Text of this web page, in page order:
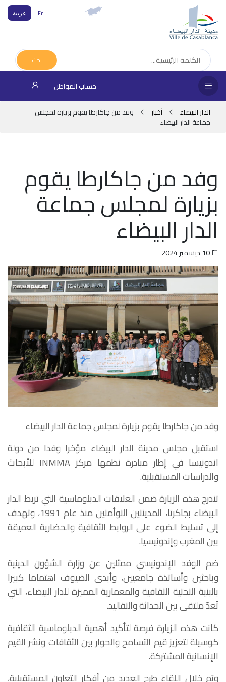
Fr عربية
بحث
حساب المواطن
الدار البيضاء أخبار
وفد من جاكارطا يقوم بزيارة لمجلس
جماعة الدار البيضاء
وفد من جاكارطا يقوم
بزيارة لمجلس جماعة
الدار البيضاء
وفد من جاكارطا يقوم بزيارة لمجلس جماعة الدار البيضاء
استقبل مجلس مدينة الدار البيضاء مؤخرا وفدا من دولة
اندونيسا في إطار مبادرة نظمها مركز INMMA للأبحاث
والدراسات المستقبلية.
تندرج هذه الزيارة ضمن العلاقات الدبلوماسية التي تربط الدار
البيضاء بجاكرتا، المدينتين التوأمتين منذ عام 1991، وتهدف
إلى تسليط الضوء على الروابط الثقافية والحضارية العميقة
بين المغرب وإندونيسيا.
ضم الوفد الإندونيسي ممثلين عن وزارة الشؤون الدينية
وباحثين وأساتذة جامعيين، وأبدى الضيوف اهتماما كبيرا
بالبنية التحتية الثقافية والمعمارية المميزة للدار البيضاء، التي
تُعدّ ملتقى بين الحداثة والتقاليد.
كانت هذه الزيارة فرصة لتأكيد أهمية الدبلوماسية الثقافية
كوسيلة لتعزيز قيم التسامح والحوار بين الثقافات ونشر القيم
الإنسانية المشتركة.
وتم خلال اللقاء طرح العديد من أفكار التعاون المستقبلية،